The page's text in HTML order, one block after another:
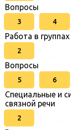
Вопросы
3 4
Работа в группах
2
Вопросы
5 6
Специальные и
связной речи
2